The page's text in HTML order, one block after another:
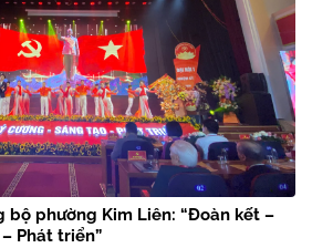
phường Kim Liên: “Đoàn kết –
Phát triển”